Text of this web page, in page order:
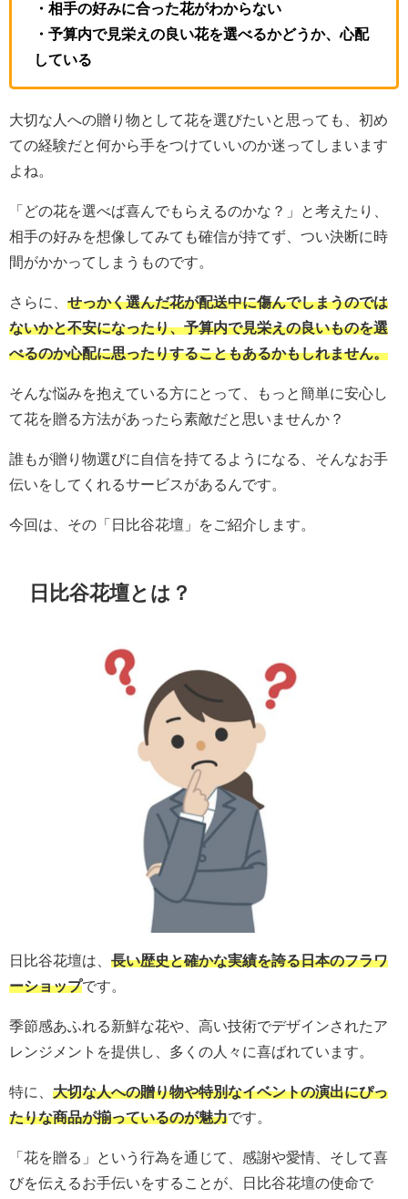
・相手の好みに合った花がわからない
・予算内で見栄えの良い花を選べるかどうか、心配
している
大切な人への贈り物として花を選びたいと思っても、初め
ての経験だと何から手をつけていいのか迷ってしまいます
よね。
「どの花を選べば喜んでもらえるのかな？」と考えたり、
相手の好みを想像してみても確信が持てず、つい決断に時
間がかかってしまうものです。
さらに、 せっかく選んだ花が配送中に傷んでしまうのでは
ないかと不安になったり、予算内で見栄えの良いものを選
べるのか心配に思ったりすることもあるかもしれません。
そんな悩みを抱えている方にとって、もっと簡単に安心し
て花を贈る方法があったら素敵だと思いませんか？
誰もが贈り物選びに自信を持てるようになる、そんなお手
伝いをしてくれるサービスがあるんです。
今回は、その「日比谷花壇」をご紹介します。
日比谷花壇とは？
日比谷花壇は、 長い歴史と確かな実績を誇る日本のフラワ
ーショップです。
季節感あふれる新鮮な花や、高い技術でデザインされたア
レンジメントを提供し、多くの人々に喜ばれています。
特に、 大切な人への贈り物や特別なイベントの演出にぴっ
たりな商品が揃っているのが魅力です。
「花を贈る」という行為を通じて、感謝や愛情、そして喜
びを伝えるお手伝いをすることが、日比谷花壇の使命で